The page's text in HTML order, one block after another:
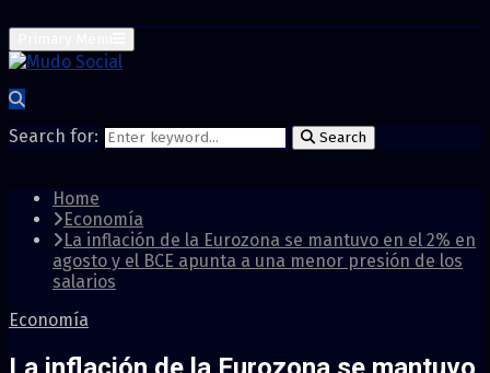
Search for: Search
Home
Economía
La inflación de la Eurozona se mantuvo en el 2% en
agosto y el BCE apunta a una menor presión de los
salarios
Economía